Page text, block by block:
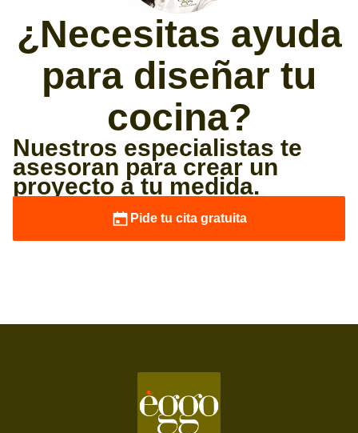
¿Necesitas ayuda
para diseñar tu
cocina?
Nuestros especialistas te
asesoran para crear un
proyecto a tu medida.
Pide tu cita gratuita